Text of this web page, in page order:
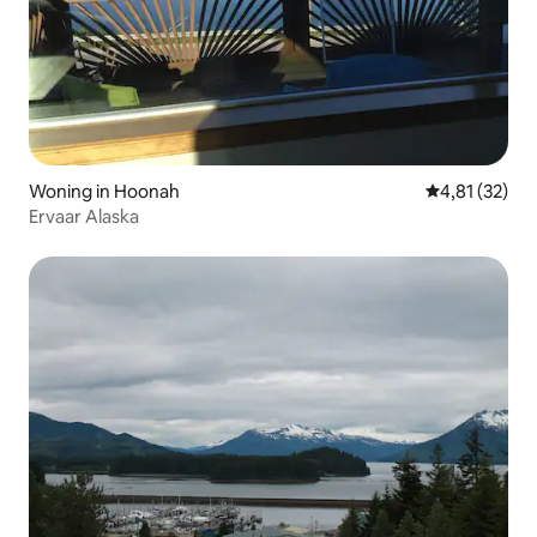
Woning in Hoonah Gemiddelde
4,81 (32)
Ervaar Alaska